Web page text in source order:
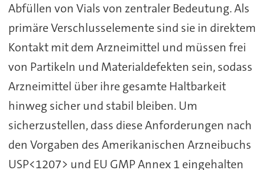
Abfüllen von Vials von zentraler Bedeutung. Als
primäre Verschlusselemente sind sie in direktem
Kontakt mit dem Arzneimittel und müssen frei
von Partikeln und Materialdefekten sein, sodass
Arzneimittel über ihre gesamte Haltbarkeit
hinweg sicher und stabil bleiben. Um
sicherzustellen, dass diese Anforderungen nach
den Vorgaben des Amerikanischen Arzneibuchs
USP<1207> und EU GMP Annex 1 eingehalten